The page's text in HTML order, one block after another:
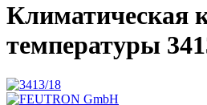
Климатическая
температуры